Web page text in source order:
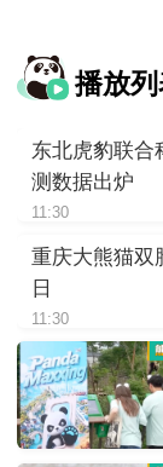
播放
东北虎豹联合
测数据出炉
11:30
重庆大熊猫双
日
11:30